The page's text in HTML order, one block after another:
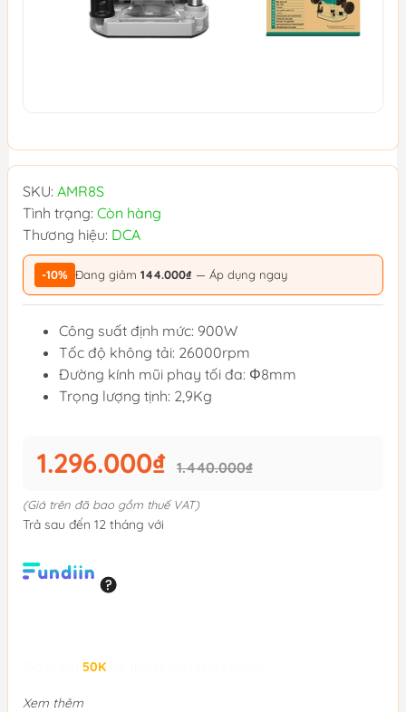
SKU: AMR8S
Tình trạng: Còn hàng
Thương hiệu: DCA
-10% Đang giảm 144.000₫ — Áp dụng ngay
Công suất định mức: 900W
Tốc độ không tải: 26000rpm
Đường kính mũi phay tối đa: Φ8mm
Trọng lượng tịnh: 2,9Kg
1.296.000₫ 1.440.000₫
(Giá trên đã bao gồm thuế VAT)
Trả sau đến 12 tháng với
50K
Xem thêm